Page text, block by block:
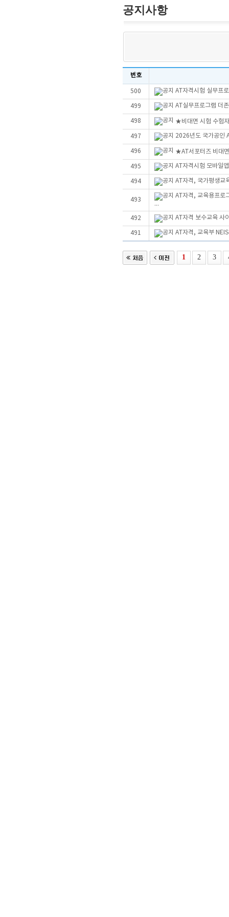
공지사항
번호
500 AT자격시험 실무프
499 AT실무프로그램 더
498 ★비대면 시험 수험
497 2026년도 국가공인
496 ★AT서포터즈 비대
495 AT자격시험 모바일
494 AT자격, 국가평생교
493
AT자격, 교육용프로
...
492 AT자격 보수교육 사
491 AT자격, 교육부
1 2 3